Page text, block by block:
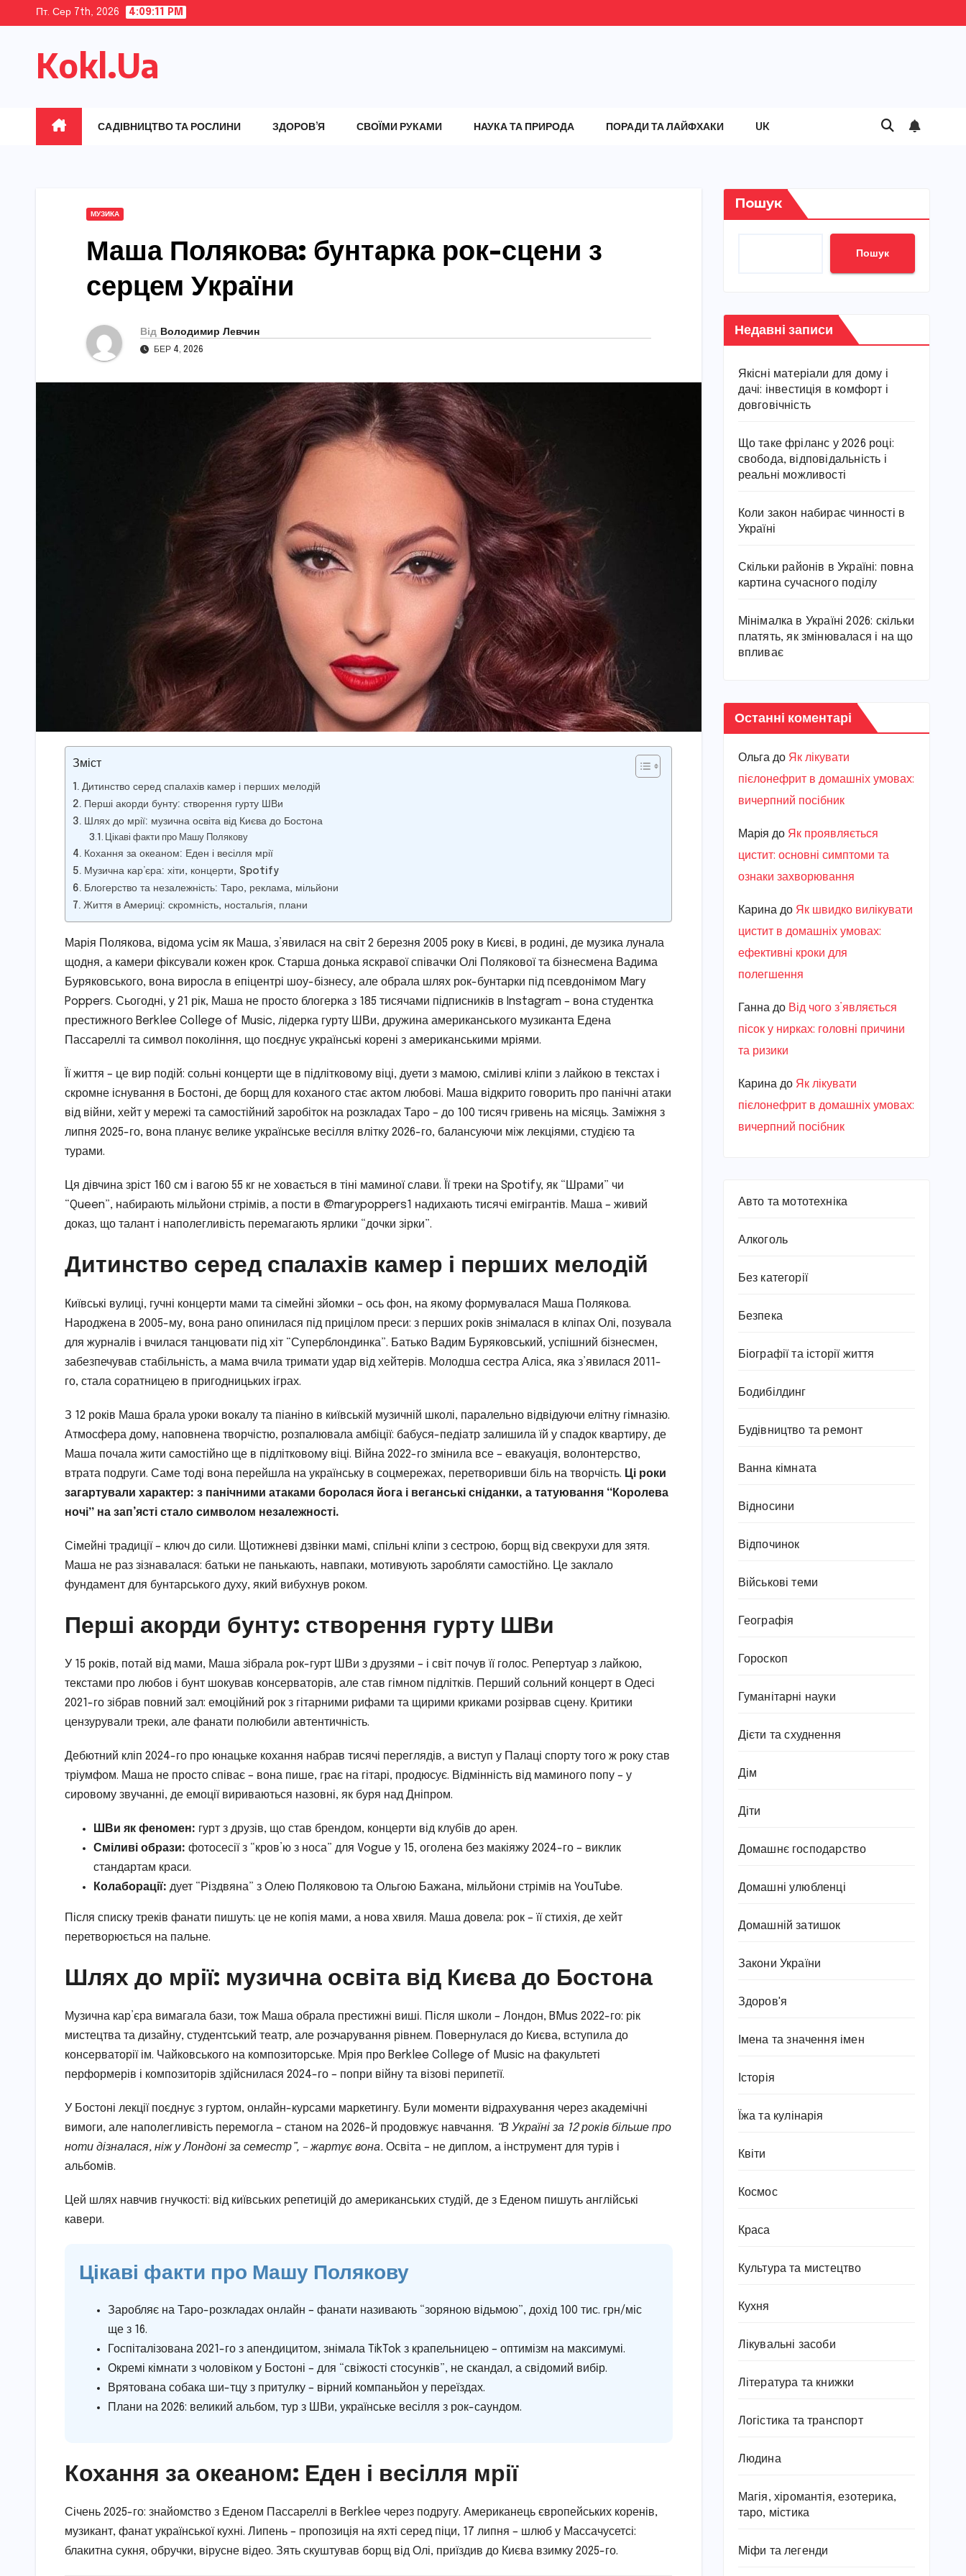
content
Пт. Сер 7th, 2026 4:09:12 PM
Kokl.Ua
САДІВНИЦТВО ТА РОСЛИНИ ЗДОРОВ’Я СВОЇМИ РУКАМИ НАУКА ТА ПРИРОДА ПОРАДИ ТА ЛАЙФХАКИ UK
МУЗИКА
Маша Полякова: бунтарка рок-сцени з
серцем України
Від Володимир Левчин
БЕР 4, 2026
Зміст
Дитинство серед спалахів камер і перших мелодій
Перші акорди бунту: створення гурту ШВи
Шлях до мрії: музична освіта від Києва до Бостона
Цікаві факти про Машу Полякову
Кохання за океаном: Еден і весілля мрії
Музична кар’єра: хіти, концерти, Spotify
Блогерство та незалежність: Таро, реклама, мільйони
Життя в Америці: скромність, ностальгія, плани
Марія Полякова, відома усім як Маша, з’явилася на світ 2 березня 2005 року в Києві, в родині, де музика лунала
щодня, а камери фіксували кожен крок. Старша донька яскравої співачки Олі Полякової та бізнесмена Вадима
Буряковського, вона виросла в епіцентрі шоу-бізнесу, але обрала шлях рок-бунтарки під псевдонімом Mary
Poppers. Сьогодні, у 21 рік, Маша не просто блогерка з 185 тисячами підписників в Instagram – вона студентка
престижного Berklee College of Music, лідерка гурту ШВи, дружина американського музиканта Едена
Пассареллі та символ покоління, що поєднує українські корені з американськими мріями.
Її життя – це вир подій: сольні концерти ще в підлітковому віці, дуети з мамою, сміливі кліпи з лайкою в текстах і
скромне існування в Бостоні, де борщ для коханого стає актом любові. Маша відкрито говорить про панічні атаки
від війни, хейт у мережі та самостійний заробіток на розкладах Таро – до 100 тисяч гривень на місяць. Заміжня з
липня 2025-го, вона планує велике українське весілля влітку 2026-го, балансуючи між лекціями, студією та
турами.
Ця дівчина зріст 160 см і вагою 55 кг не ховається в тіні маминої слави. Її треки на Spotify, як “Шрами” чи
“Queen”, набирають мільйони стрімів, а пости в @marypoppers1 надихають тисячі емігрантів. Маша – живий
доказ, що талант і наполегливість перемагають ярлики “дочки зірки”.
Дитинство серед спалахів камер і перших мелодій
Київські вулиці, гучні концерти мами та сімейні зйомки – ось фон, на якому формувалася Маша Полякова.
Народжена в 2005-му, вона рано опинилася під прицілом преси: з перших років знімалася в кліпах Олі, позувала
для журналів і вчилася танцювати під хіт “Суперблондинка”. Батько Вадим Буряковський, успішний бізнесмен,
забезпечував стабільність, а мама вчила тримати удар від хейтерів. Молодша сестра Аліса, яка з’явилася 2011-
го, стала соратницею в пригодницьких іграх.
З 12 років Маша брала уроки вокалу та піаніно в київській музичній школі, паралельно відвідуючи елітну гімназію.
Атмосфера дому, наповнена творчістю, розпалювала амбіції: бабуся-педіатр залишила їй у спадок квартиру, де
Маша почала жити самостійно ще в підлітковому віці. Війна 2022-го змінила все – евакуація, волонтерство,
втрата подруги. Саме тоді вона перейшла на українську в соцмережах, перетворивши біль на творчість. Ці роки
загартували характер: з панічними атаками боролася йога і веганські сніданки, а татуювання “Королева
ночі” на зап’ясті стало символом незалежності.
Сімейні традиції – ключ до сили. Щотижневі дзвінки мамі, спільні кліпи з сестрою, борщ від свекрухи для зятя.
Маша не раз зізнавалася: батьки не панькають, навпаки, мотивують заробляти самостійно. Це заклало
фундамент для бунтарського духу, який вибухнув роком.
Перші акорди бунту: створення гурту ШВи
У 15 років, потай від мами, Маша зібрала рок-гурт ШВи з друзями – і світ почув її голос. Репертуар з лайкою,
текстами про любов і бунт шокував консерваторів, але став гімном підлітків. Перший сольний концерт в Одесі
2021-го зібрав повний зал: емоційний рок з гітарними рифами та щирими криками розірвав сцену. Критики
цензурували треки, але фанати полюбили автентичність.
Дебютний кліп 2024-го про юнацьке кохання набрав тисячі переглядів, а виступ у Палаці спорту того ж року став
тріумфом. Маша не просто співає – вона пише, грає на гітарі, продюсує. Відмінність від маминого попу – у
сировому звучанні, де емоції вириваються назовні, як буря над Дніпром.
ШВи як феномен: гурт з друзів, що став брендом, концерти від клубів до арен.
Сміливі образи: фотосесії з “кров’ю з носа” для Vogue у 15, оголена без макіяжу 2024-го – виклик
стандартам краси.
Колаборації: дует “Різдвяна” з Олею Поляковою та Ольгою Бажана, мільйони стрімів на YouTube.
Після списку треків фанати пишуть: це не копія мами, а нова хвиля. Маша довела: рок – її стихія, де хейт
перетворюється на пальне.
Шлях до мрії: музична освіта від Києва до Бостона
Музична кар’єра вимагала бази, тож Маша обрала престижні виші. Після школи – Лондон, BMus 2022-го: рік
мистецтва та дизайну, студентський театр, але розчарування рівнем. Повернулася до Києва, вступила до
консерваторії ім. Чайковського на композиторське. Мрія про Berklee College of Music на факультеті
перформерів і композиторів здійснилася 2024-го – попри війну та візові перипетії.
У Бостоні лекції поєднує з гуртом, онлайн-курсами маркетингу. Були моменти відрахування через академічні
вимоги, але наполегливість перемогла – станом на 2026-й продовжує навчання. “В Україні за 12 років більше про
ноти дізналася, ніж у Лондоні за семестр”, – жартує вона. Освіта – не диплом, а інструмент для турів і
альбомів.
Цей шлях навчив гнучкості: від київських репетицій до американських студій, де з Еденом пишуть англійські
кавери.
Цікаві факти про Машу Полякову
Заробляє на Таро-розкладах онлайн – фанати називають “зоряною відьмою”, дохід 100 тис. грн/міс
ще з 16.
Госпіталізована 2021-го з апендицитом, знімала TikTok з крапельницею – оптимізм на максимумі.
Окремі кімнати з чоловіком у Бостоні – для “свіжості стосунків”, не скандал, а свідомий вибір.
Врятована собака ши-тцу з притулку – вірний компаньйон у переїздах.
Плани на 2026: великий альбом, тур з ШВи, українське весілля з рок-саундом.
Кохання за океаном: Еден і весілля мрії
Січень 2025-го: знайомство з Еденом Пассареллі в Berklee через подругу. Американець європейських коренів,
музикант, фанат української кухні. Липень – пропозиція на яхті серед піци, 17 липня – шлюб у Массачусетсі:
блакитна сукня, обручки, вірусне відео. Зять скуштував борщ від Олі, приїздив до Києва взимку 2025-го.
Пошук
Пошук
Недавні записи
Якісні матеріали для дому і
дачі: інвестиція в комфорт і
довговічність
Що таке фріланс у 2026 році:
свобода, відповідальність і
реальні можливості
Коли закон набирає чинності в
Україні
Скільки районів в Україні: повна
картина сучасного поділу
Мінімалка в Україні 2026: скільки
платять, як змінювалася і на що
впливає
Останні коментарі
Ольгадо Як лікувати
пієлонефрит в домашніх умовах:
вичерпний посібник
Марiя до Як проявляється
цистит: основні симптоми та
ознаки захворювання
Каринадо Як швидко вилікувати
цистит в домашніх умовах:
ефективні кроки для
полегшення
Ганнадо Від чого з’являється
пісок у нирках: головні причини
та ризики
Каринадо Як лікувати
пієлонефрит в домашніх умовах:
вичерпний посібник
Авто та мототехніка
Алкоголь
Без категорії
Безпека
Біографії та історії життя
Бодибілдинг
Будівництво та ремонт
Ванна кімната
Відносини
Відпочинок
Військові теми
Географія
Гороскоп
Гуманітарні науки
Дієти та схуднення
Дім
Діти
Домашнє господарство
Домашні улюбленці
Домашній затишок
Закони України
Здоров'я
Імена та значення імен
Історія
Їжа та кулінарія
Квіти
Космос
Краса
Культура та мистецтво
Кухня
Лікувальні засоби
Література та книжки
Логістика та транспорт
Людина
Магія, хіромантія, езотерика,
таро, містика
Міфи та легенди